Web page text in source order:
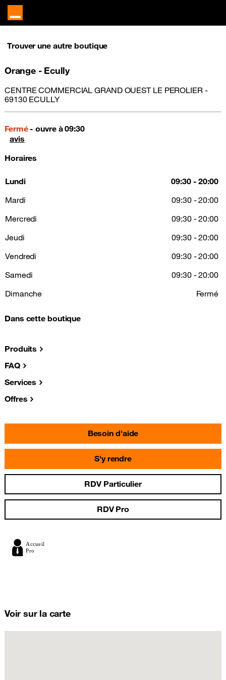
Trouver une autre boutique
Orange - Ecully
CENTRE COMMERCIAL GRAND OUEST LE PEROLIER -
69130 ECULLY
Fermé- ouvre à 09:30
avis
Horaires
Lundi
09:30 - 20:00
Mardi
09:30 - 20:00
Mercredi
09:30 - 20:00
Jeudi
09:30 - 20:00
Vendredi
09:30 - 20:00
Samedi
09:30 - 20:00
Dimanche
Fermé
Dans cette boutique
Produits
FAQ
Services
Offres
Besoin d'aide
S'y rendre
RDV Particulier
RDV Pro
Voir sur la carte